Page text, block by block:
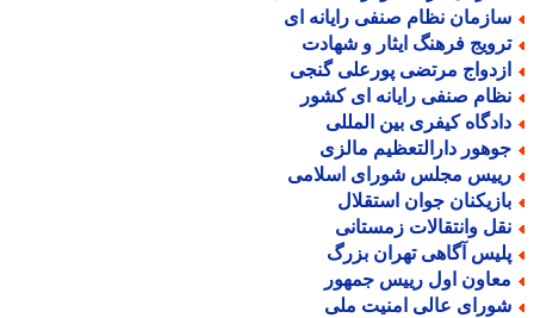
نظام صنفی رایانه ای
فرهنگ ایثار و شهادت
مرتضی پورعلی گنجی
صنفی رایانه ای کشور
کیفری بین المللی
دارالتعظیم مالزی
مجلس شورای اسلامی
جوان استقلال
وانتقالات زمستانی
آگاهی تهران بزرگ
اول رییس جمهور
عالی امنیت ملی